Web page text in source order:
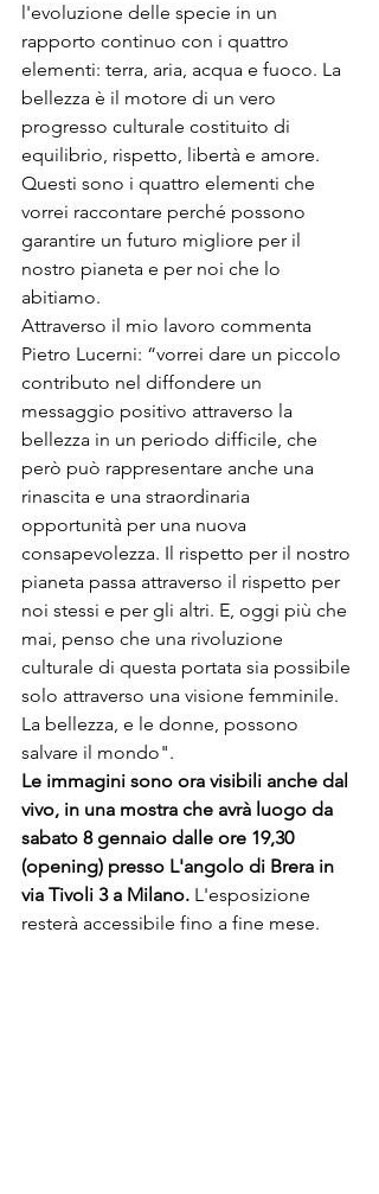
l'evoluzione delle specie in un
rapporto continuo con i quattro
elementi: terra, aria, acqua e fuoco. La
bellezza è il motore di un vero
progresso culturale costituito di
equilibrio, rispetto, libertà e amore.
Questi sono i quattro elementi che
vorrei raccontare perché possono
garantire un futuro migliore per il
nostro pianeta e per noi che lo
abitiamo.
Attraverso il mio lavoro commenta
Pietro Lucerni: “vorrei dare un piccolo
contributo nel diffondere un
messaggio positivo attraverso la
bellezza in un periodo difficile, che
però può rappresentare anche una
rinascita e una straordinaria
opportunità per una nuova
consapevolezza. Il rispetto per il nostro
pianeta passa attraverso il rispetto per
noi stessi e per gli altri. E, oggi più che
mai, penso che una rivoluzione
culturale di questa portata sia possibile
solo attraverso una visione femminile.
La bellezza, e le donne, possono
salvare il mondo".
Le immagini sono ora visibili anche dal
vivo, in una mostra che avrà luogo da
sabato 8 gennaio dalle ore 19,30
(opening) presso L'angolo di Brera in
via Tivoli 3 a Milano. L'esposizione
resterà accessibile fino a fine mese.